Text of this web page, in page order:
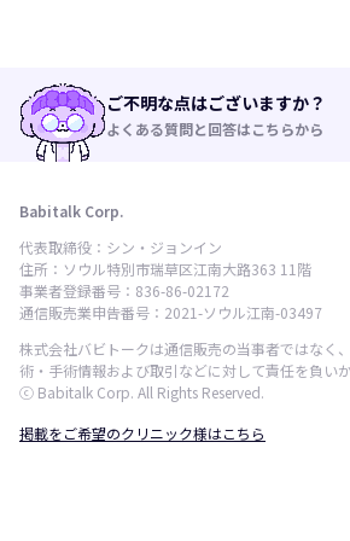
ご不明な点はございますか？
よくある質問と回答はこちらから
Babitalk Corp.
代表取締役：シン・ジョンイン
住所：ソウル特別市瑞草区江南大路363 11階
事業者登録番号：836-86-02172
通信販売業申告番号：2021-ソウル江南-03497
株式会社バビトークは通信販売の当事者ではなく
術・手術情報および取引などに対して責任を負いか
ⓒ Babitalk Corp. All Rights Reserved.
掲載をご希望のクリニック様はこちら